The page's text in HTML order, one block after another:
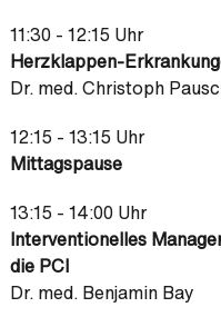
11:30 - 12:15 Uhr
Herzklappen-
Dr. med. Christoph
12:15 - 13:15 Uhr
Mittagspause
13:15 - 14:00 Uhr
Interventionelles
die PCI
Dr. med. Benjamin Bay